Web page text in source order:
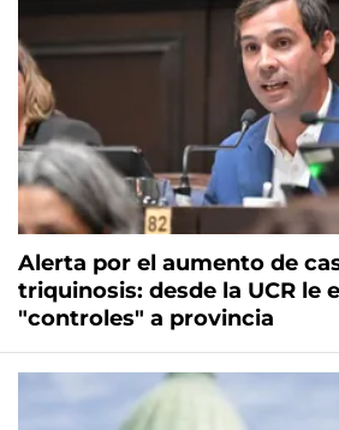
Alerta por el aumento de
triquinosis: desde la UCR le
"controles" a provincia